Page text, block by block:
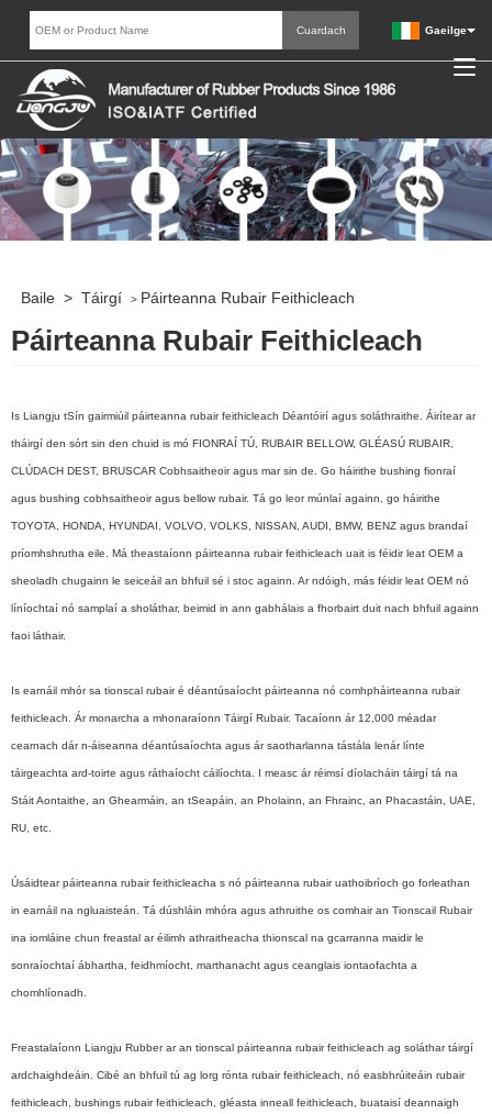
Gaeilge
Baile > Táirgí > Páirteanna Rubair Feithicleach
Páirteanna Rubair Feithicleach
Is Liangju tSín gairmiúil páirteanna rubair feithicleach Déantóirí agus soláthraithe. Áirítear ar
tháirgí den sórt sin den chuid is mó FIONRAÍ TÚ, RUBAIR BELLOW, GLÉASÚ RUBAIR,
CLÚDACH DEST, BRUSCAR Cobhsaitheoir agus mar sin de. Go háirithe bushing fionraí
agus bushing cobhsaitheoir agus bellow rubair. Tá go leor múnlaí againn, go háirithe
TOYOTA, HONDA, HYUNDAI, VOLVO, VOLKS, NISSAN, AUDI, BMW, BENZ agus brandaí
príomhshrutha eile. Má theastaíonn páirteanna rubair feithicleach uait is féidir leat OEM a
sheoladh chugainn le seiceáil an bhfuil sé i stoc againn. Ar ndóigh, más féidir leat OEM nó
líníochtaí nó samplaí a sholáthar, beimid in ann gabhálais a fhorbairt duit nach bhfuil againn
faoi láthair.
Is earnáil mhór sa tionscal rubair é déantúsaíocht páirteanna nó comhpháirteanna rubair
feithicleach. Ár monarcha a mhonaraíonn Táirgí Rubair. Tacaíonn ár 12,000 méadar
cearnach dár n-áiseanna déantúsaíochta agus ár saotharlanna tástála lenár línte
táirgeachta ard-toirte agus ráthaíocht cáilíochta. I measc ár réimsí díolacháin táirgí tá na
Stáit Aontaithe, an Ghearmáin, an tSeapáin, an Pholainn, an Fhrainc, an Phacastáin, UAE,
RU, etc.
Úsáidtear páirteanna rubair feithicleacha s nó páirteanna rubair uathoibríoch go forleathan
in earnáil na ngluaisteán. Tá dúshláin mhóra agus athruithe os comhair an Tionscail Rubair
ina iomláine chun freastal ar éilimh athraitheacha thionscal na gcarranna maidir le
sonraíochtaí ábhartha, feidhmíocht, marthanacht agus ceanglais iontaofachta a
chomhlíonadh.
Freastalaíonn Liangju Rubber ar an tionscal páirteanna rubair feithicleach ag soláthar táirgí
ardchaighdeáin. Cibé an bhfuil tú ag lorg rónta rubair feithicleach, nó easbhrúiteáin rubair
feithicleach, bushings rubair feithicleach, gléasta inneall feithicleach, buataisí deannaigh